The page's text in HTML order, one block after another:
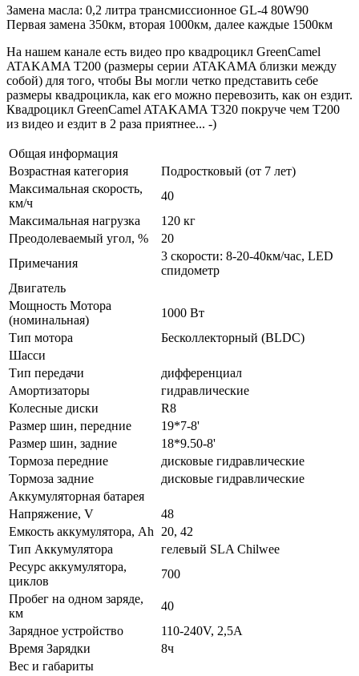
Замена масла: 0,2 литра трансмиссионное GL-4 80W90
Первая замена 350км, вторая 1000км, далее каждые 1500км
На нашем канале есть видео про квадроцикл GreenCamel
ATAKAMA T200 (размеры серии ATAKAMA близки между
собой) для того, чтобы Вы могли четко представить себе
размеры квадроцикла, как его можно перевозить, как он ездит.
Квадроцикл GreenCamel ATAKAMA T320 покруче чем T200
из видео и ездит в 2 раза приятнее... -)
Общая информация
Возрастная категория
Подростковый (от 7 лет)
Максимальная скорость,
км/ч
40
Максимальная нагрузка
120 кг
Преодолеваемый угол, %
20
Примечания
3 скорости: 8-20-40км/час, LED
спидометр
Двигатель
Мощность Мотора
(номинальная)
1000 Вт
Тип мотора
Бесколлекторный (BLDC)
Шасси
Тип передачи
дифференциал
Амортизаторы
гидравлические
Колесные диски
R8
Размер шин, передние
19*7-8'
Размер шин, задние
18*9.50-8'
Тормоза передние
дисковые гидравлические
Тормоза задние
дисковые гидравлические
Аккумуляторная батарея
Напряжение, V
48
Емкость аккумулятора, Ah
20, 42
Тип Аккумулятора
гелевый SLA Chilwee
Ресурс аккумулятора,
циклов
700
Пробег на одном заряде,
км
40
Зарядное устройство
110-240V, 2,5A
Время Зарядки
8ч
Вес и габариты